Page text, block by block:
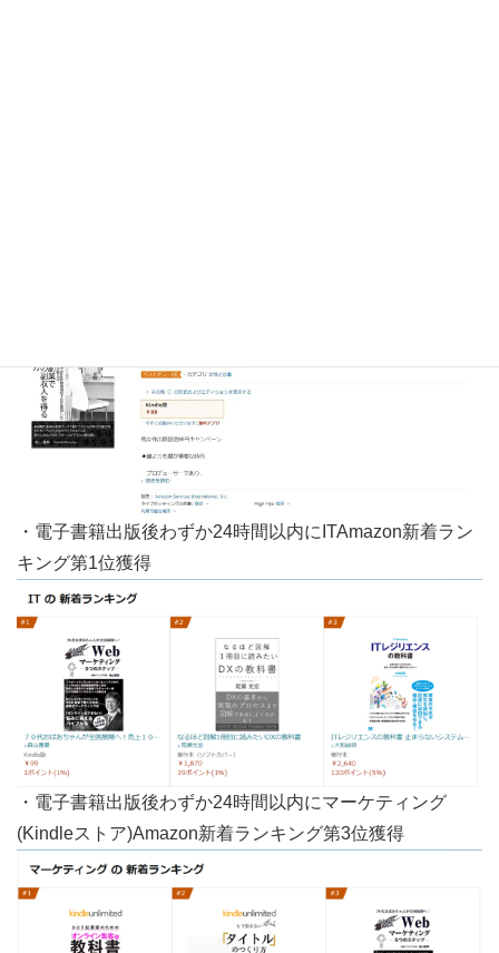
・電子書籍出版後わずか24時間以内にITAmazon新着ラン
キング第1位獲得
・電子書籍出版後わずか24時間以内にマーケティング
(Kindleストア)Amazon新着ランキング第3位獲得